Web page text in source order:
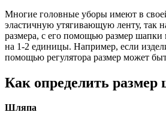
Многие головные уборы имеют в
эластичную утягивающую ленту, так
размера, с его помощью размер шапки
на 1-2 единицы. Например, если
помощью регулятора размер может
Как определить
Шляпа